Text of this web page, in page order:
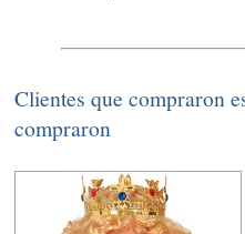
Clientes que compraron
compraron